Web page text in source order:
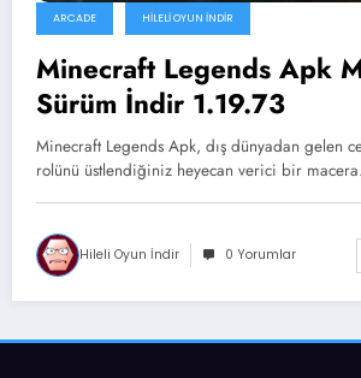
ARCADE HILELI OYUN İNDIR
Minecraft Legends Apk
Sürüm İndir 1.19.73
Minecraft Legends Apk, dış dünyadan gelen
rolünü üstlendiğiniz heyecan verici bir
Hileli Oyun İndir 0 Yorumlar